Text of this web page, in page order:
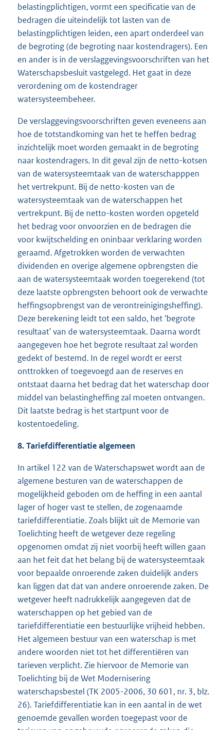
belastingplichtigen, vormt een specificatie van de
bedragen die uiteindelijk tot lasten van de
belastingplichtigen leiden, een apart onderdeel van
de begroting (de begroting naar kostendragers). Een
en ander is in de verslaggevingsvoorschriften van het
Waterschapsbesluit vastgelegd. Het gaat in deze
verordening om de kostendrager
watersysteembeheer.
De verslaggevingsvoorschriften geven eveneens aan
hoe de totstandkoming van het te heffen bedrag
inzichtelijk moet worden gemaakt in de begroting
naar kostendragers. In dit geval zijn de netto-kotsen
van de watersysteemtaak van de waterschapppen
het vertrekpunt. Bij de netto-kosten van de
watersysteemtaak van de waterschappen het
vertrekpunt. Bij de netto-kosten worden opgeteld
het bedrag voor onvoorzien en de bedragen die
voor kwijtschelding en oninbaar verklaring worden
geraamd. Afgetrokken worden de verwachten
dividenden en overige algemene opbrengsten die
aan de watersysteemtaak worden toegerekend (tot
deze laatste opbrengsten behoort ook de verwachte
heffingsopbrengst van de verontreinigingsheffing).
Deze berekening leidt tot een saldo, het ‘begrote
resultaat’ van de watersysteemtaak. Daarna wordt
aangegeven hoe het begrote resultaat zal worden
gedekt of bestemd. In de regel wordt er eerst
onttrokken of toegevoegd aan de reserves en
ontstaat daarna het bedrag dat het waterschap door
middel van belastingheffing zal moeten ontvangen.
Dit laatste bedrag is het startpunt voor de
kostentoedeling.
8. Tariefdifferentiatie algemeen
In artikel 122 van de Waterschapswet wordt aan de
algemene besturen van de waterschappen de
mogelijkheid geboden om de heffing in een aantal
lager of hoger vast te stellen, de zogenaamde
tariefdifferentiatie. Zoals blijkt uit de Memorie van
Toelichting heeft de wetgever deze regeling
opgenomen omdat zij niet voorbij heeft willen gaan
aan het feit dat het belang bij de watersysteemtaak
voor bepaalde onroerende zaken duidelijk anders
kan liggen dat dat van andere onroerende zaken. De
wetgever heeft nadrukkelijk aangegeven dat de
waterschappen op het gebied van de
tariefdifferentiatie een bestuurlijke vrijheid hebben.
Het algemeen bestuur van een waterschap is met
andere woorden niet tot het differentiëren van
tarieven verplicht. Zie hiervoor de Memorie van
Toelichting bij de Wet Modernisering
waterschapsbestel (TK 2005-2006, 30 601, nr. 3, blz.
26). Tariefdifferentiatie kan in een aantal in de wet
genoemde gevallen worden toegepast voor de